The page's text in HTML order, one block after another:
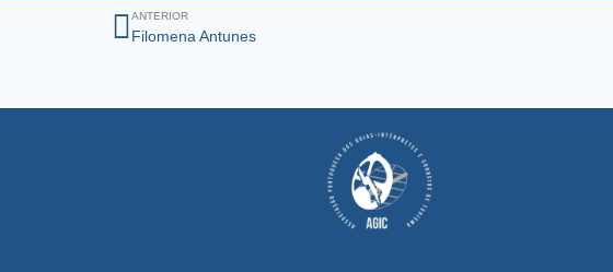
ANTERIOR
Filomena Antunes